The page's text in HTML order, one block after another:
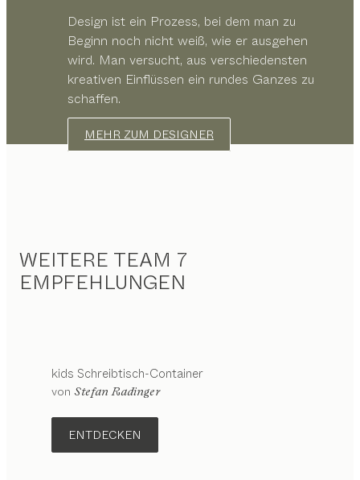
Design ist ein Prozess, bei dem man zu
Beginn noch nicht weiß, wie er ausgehen
wird. Man versucht, aus verschiedensten
kreativen Einflüssen ein rundes Ganzes zu
schaffen.
MEHR ZUM DESIGNER
WEITERE TEAM 7
EMPFEHLUNGEN
kids Schreibtisch-Container
von Stefan Radinger
ENTDECKEN